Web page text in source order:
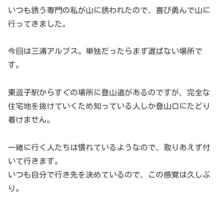
いつも誘う専門の私が山に誘われたので、喜び勇んで山に
行ってきました。
今回は三浦アルプス。単独だったらまず選ばない場所で
す。
東逗子駅からすぐの場所に登山道があるのですが、完全な
住宅地を抜けていくため知っている人しか登山口にたどり
着けません。
一緒に行く人たちは慣れているようなので、取りあえず付
いて行きます。
いつも自分で行き先を決めているので、この感覚は久しぶ
り。